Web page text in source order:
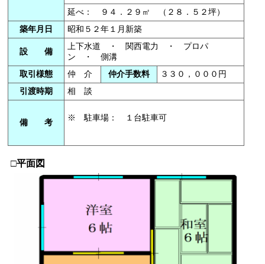
延べ： ９４．２９㎡ （２８．５２坪）
築年月日
昭和５２年１月新築
設 備
上下水道 ・ 関西電力 ・ プロパ
ン ・ 側溝
取引様態
仲 介 仲介手数料
３３０，０００円
引渡時期
相 談
備 考
※ 駐車場： １台駐車可
□平面図